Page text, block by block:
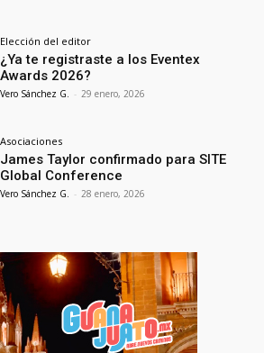
Elección del editor
¿Ya te registraste a los Eventex
Awards 2026?
Vero Sánchez G. - 29 enero, 2026
Asociaciones
James Taylor confirmado para SITE
Global Conference
Vero Sánchez G. - 28 enero, 2026